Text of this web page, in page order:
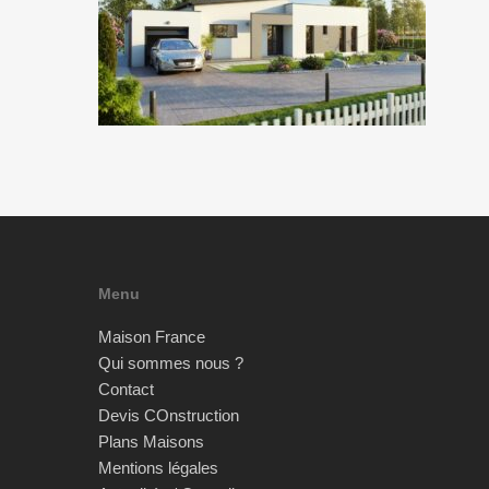
Menu
Maison France
Qui sommes nous ?
Contact
Devis COnstruction
Plans Maisons
Mentions légales